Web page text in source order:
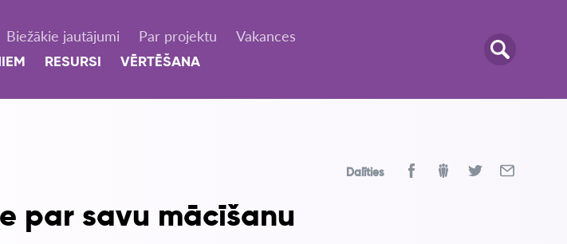
Biežākie jautājumi Par projektu Vakances
RESURSI VĒRTĒŠANA
Dalīties
par savu mācīšanu